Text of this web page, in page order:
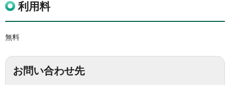
利用料
無料
お問い合わせ先